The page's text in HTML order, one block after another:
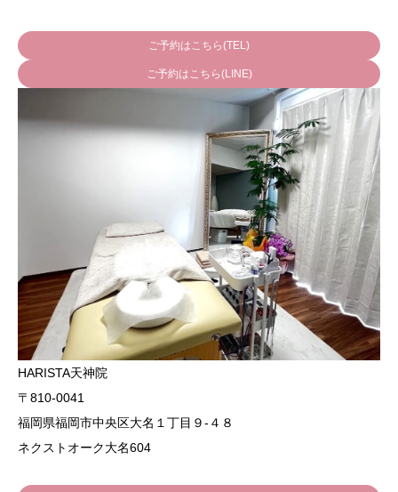
ご予約はこちら(TEL)
ご予約はこちら(LINE)
HARISTA天神院
〒810-0041
福岡県福岡市中央区大名１丁目９-４８
ネクストオーク大名604